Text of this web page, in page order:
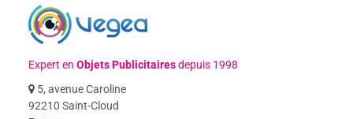
Expert enObjets Publicitairesdepuis 1998
5, avenue Caroline
92210 Saint-Cloud